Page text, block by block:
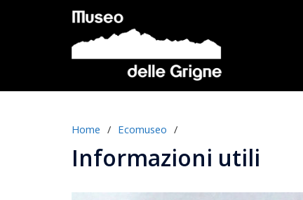
Home / Ecomuseo /
Informazioni utili